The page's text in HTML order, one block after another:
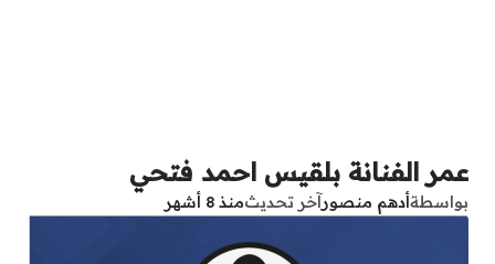
عمر الفنانة بلقيس احمد فتحي
بواسطةأدهم منصورآخر تحديثمنذ 8 أشهر